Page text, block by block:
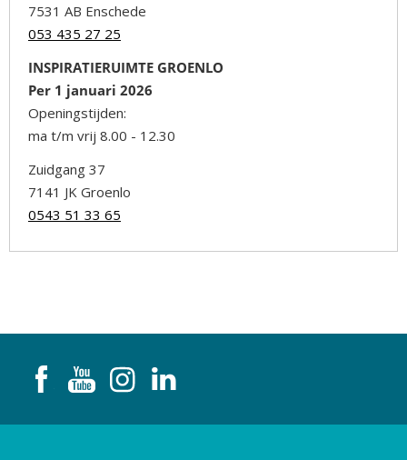
7531 AB Enschede
053 435 27 25
INSPIRATIERUIMTE GROENLO
Per 1 januari 2026
Openingstijden:
ma t/m vrij 8.00 - 12.30
Zuidgang 37
7141 JK Groenlo
0543 51 33 65